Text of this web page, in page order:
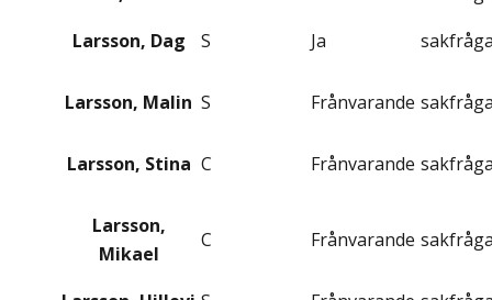
Larsson, Dag
S Ja
Larsson, Malin S Frånvarande
Larsson, Stina C Frånvarande
Larsson,
Mikael
C Frånvarande